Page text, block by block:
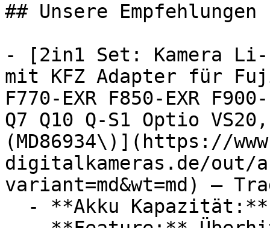
## Unsere Empfehlungen
- [2in1 Set: Kamera Li-
mit KFZ Adapter für
F770-EXR F850-EXR
Q7 Q10 Q-S1 Optio
(MD86934\)](https://
digitalkameras.de/out/
variant=md&wt=md) —